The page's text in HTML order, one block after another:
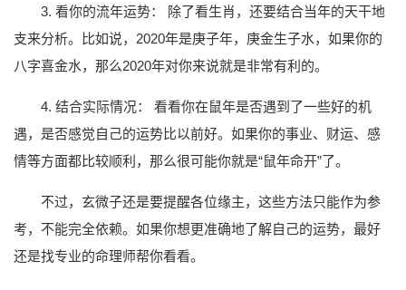
3. 看你的流年运势： 除了看生肖，还要结合当年的天干地
支来分析。比如说，2020年是庚子年，庚金生子水，如果你的
八字喜金水，那么2020年对你来说就是非常有利的。
4. 结合实际情况： 看看你在鼠年是否遇到了一些好的机
遇，是否感觉自己的运势比以前好。如果你的事业、财运、感
情等方面都比较顺利，那么很可能你就是“鼠年命开”了。
不过，玄微子还是要提醒各位缘主，这些方法只能作为参
考，不能完全依赖。如果你想更准确地了解自己的运势，最好
还是找专业的命理师帮你看看。